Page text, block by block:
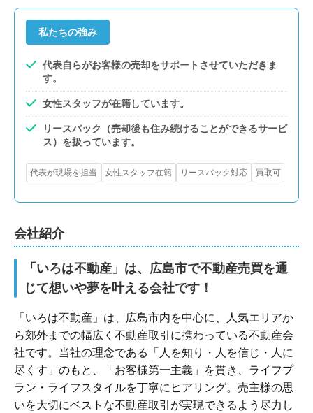
私たちの強み
代表自らがお客様の売却をサポートさせていただきま
す。
女性スタッフが在籍しています。
リースバック（売却後も住み続けることができるサービ
ス）を扱っています。
代表が現場を担当 女性スタッフ在籍 リースバック対応 買取可
会社紹介
「いろは不動産」は、広島市で不動産売買を通
じて想いや夢を叶える会社です！
「いろは不動産」は、広島市内を中心に、人気エリアか
ら郊外までの幅広く不動産取引に携わっている不動産会
社です。当社の理念である「人を知り・人を信じ・人に
尽くす」のもと、「お客様第一主義」を貫き、ライフプ
ラン・ライフスタイルを丁寧にヒアリング。売主様の思
いを大切にベストな不動産取引が実現できるよう尽力し